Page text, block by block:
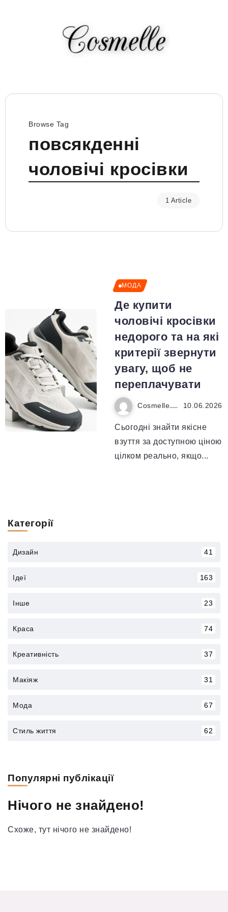
Browse Tag
повсякденні
чоловічі кросівки
1 Article
МОДА
Де купити
чоловічі кросівки
недорого та на які
критерії звернути
увагу, щоб не
переплачувати
Cosmelle 10.06.2026
Сьогодні знайти якісне
взуття за доступною ціною
цілком реально, якщо...
Категорії
Дизайн 41
Ідеї 163
Інше 23
Краса 74
Креативність 37
Макіяж 31
Мода 67
Стиль життя 62
Популярні публікації
Нічого не знайдено!
Схоже, тут нічого не знайдено!